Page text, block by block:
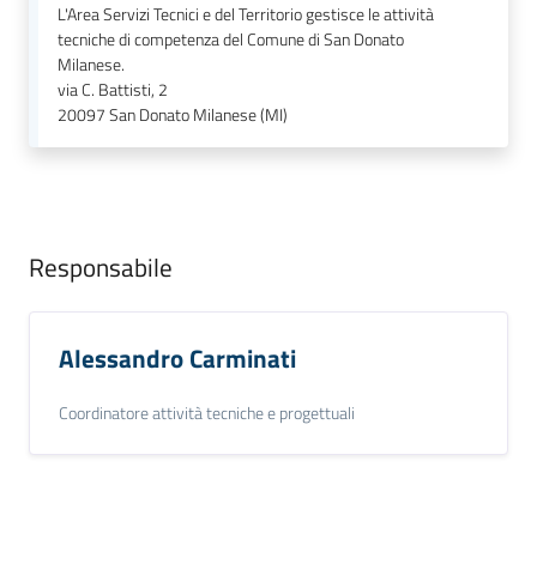
L'Area Servizi Tecnici e del Territorio gestisce le attività
tecniche di competenza del Comune di San Donato
Milanese.
via C. Battisti, 2
20097San Donato Milanese (MI)
Responsabile
Alessandro Carminati
Coordinatore attività tecniche e progettuali